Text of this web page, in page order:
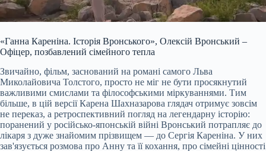
«Ганна Кареніна. Історія Вронського», Олексій Вронський –
Офіцер, позбавлений сімейного тепла
Звичайно, фільм, заснований на романі самого Льва
Миколайовича Толстого, просто не міг не бути просякнутий
важливими смислами та філософськими міркуваннями. Тим
більше, в цій версії Карена Шахназарова глядач отримує зовсім
не переказ, а ретроспективний погляд на легендарну історію:
поранений у російсько-японській війні Вронський потрапляє до
лікаря з дуже знайомим прізвищем — до Сергія Кареніна. У них
зав'язується розмова про Анну та її кохання, про сімейні цінності